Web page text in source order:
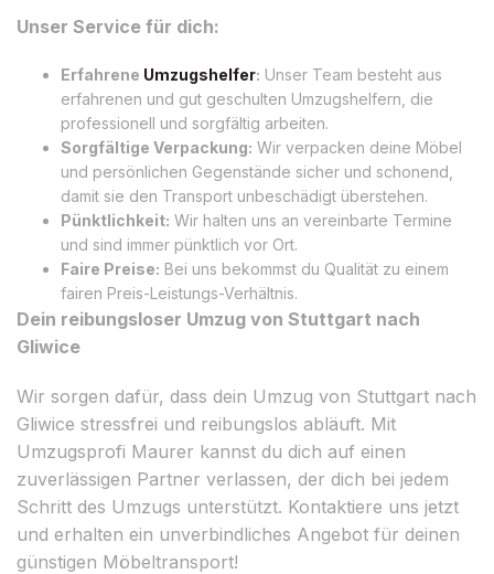
Unser Service für dich:
Erfahrene Umzugshelfer: Unser Team besteht aus
erfahrenen und gut geschulten Umzugshelfern, die
professionell und sorgfältig arbeiten.
Sorgfältige Verpackung: Wir verpacken deine Möbel
und persönlichen Gegenstände sicher und schonend,
damit sie den Transport unbeschädigt überstehen.
Pünktlichkeit: Wir halten uns an vereinbarte Termine
und sind immer pünktlich vor Ort.
Faire Preise: Bei uns bekommst du Qualität zu einem
fairen Preis-Leistungs-Verhältnis.
Dein reibungsloser Umzug von Stuttgart nach
Gliwice
Wir sorgen dafür, dass dein Umzug von Stuttgart nach
Gliwice stressfrei und reibungslos abläuft. Mit
Umzugsprofi Maurer kannst du dich auf einen
zuverlässigen Partner verlassen, der dich bei jedem
Schritt des Umzugs unterstützt. Kontaktiere uns jetzt
und erhalten ein unverbindliches Angebot für deinen
günstigen Möbeltransport!